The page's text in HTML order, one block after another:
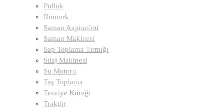
Pulluk
Römork
Saman Aspiratörü
Saman Makinesi
Sap Toplama Tırmığı
Sılaj Makinesi
Su Motoru
Taş Toplama
Tesviye Küreği
Traktör